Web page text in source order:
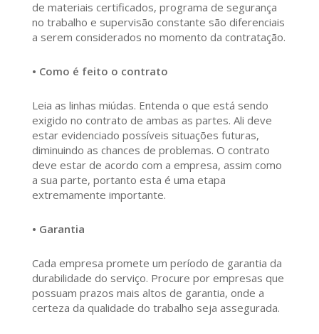
de materiais certificados, programa de segurança
no trabalho e supervisão constante são diferenciais
a serem considerados no momento da contratação.
• Como é feito o contrato
Leia as linhas miúdas. Entenda o que está sendo
exigido no contrato de ambas as partes. Ali deve
estar evidenciado possíveis situações futuras,
diminuindo as chances de problemas. O contrato
deve estar de acordo com a empresa, assim como
a sua parte, portanto esta é uma etapa
extremamente importante.
• Garantia
Cada empresa promete um período de garantia da
durabilidade do serviço. Procure por empresas que
possuam prazos mais altos de garantia, onde a
certeza da qualidade do trabalho seja assegurada.